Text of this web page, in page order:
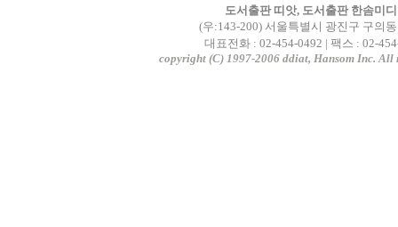
도서출판 띠앗, 도서출판 한솜미
(우:143-200) 서울특별시 광진구 구의
대표전화 : 02-454-0492 | 팩스 : 02-
copyright (C) 1997-2006 ddiat, Hansom Inc. All